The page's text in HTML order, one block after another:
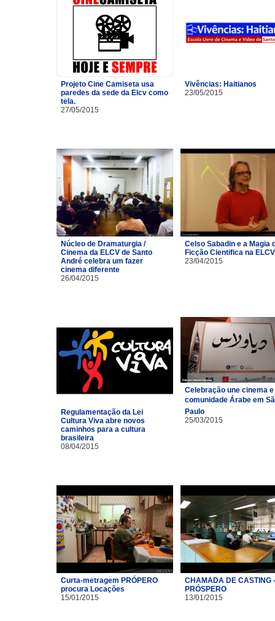
Projeto Cine Camiseta usa
paredes da sede da Elcv como
tela.
27/05/2015
Vivências: Haitianos
23/05/2015
Núcleo de Dramaturgia /
Cinema da ELCV de Santo
André celebra um fazer
cinema diferente
26/04/2015
Celso Sabadin e a Magia
Ficção Cientifica na ELCV
23/04/2015
Regulamentação da Lei
Cultura Viva abre novos
caminhos para a cultura
brasileira
08/04/2015
Celebração une cinema e
comunidade Árabe em
Paulo
25/03/2015
Curta-metragem PRÓPERO
procura Locações
15/01/2015
CHAMADA DE CASTING -
PRÓSPERO
13/01/2015